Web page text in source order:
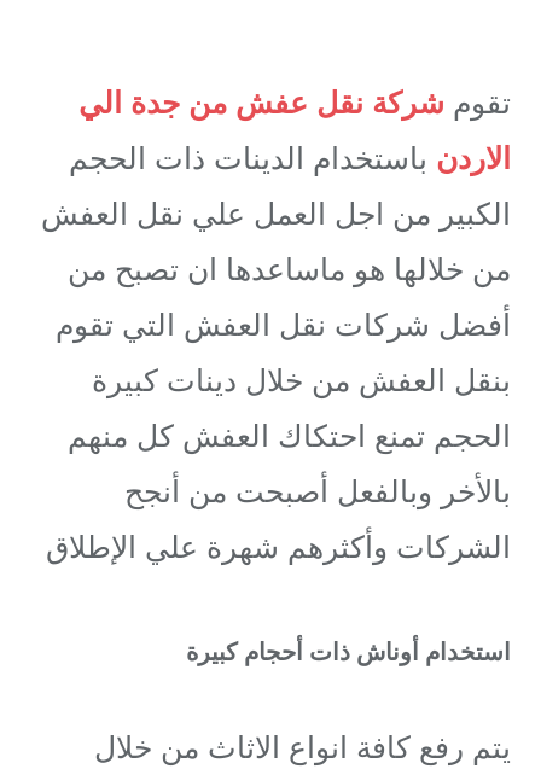
تقوم شركة نقل عفش من جدة الي
الاردن باستخدام الدينات ذات الحجم
الكبير من اجل العمل علي نقل العفش
من خلالها هو ماساعدها ان تصبح من
أفضل شركات نقل العفش التي تقوم
بنقل العفش من خلال دينات كبيرة
الحجم تمنع احتكاك العفش كل منهم
بالأخر وبالفعل أصبحت من أنجح
الشركات وأكثرهم شهرة علي الإطلاق
استخدام أوناش ذات أحجام كبيرة
يتم رفع كافة انواع الاثاث من خلال